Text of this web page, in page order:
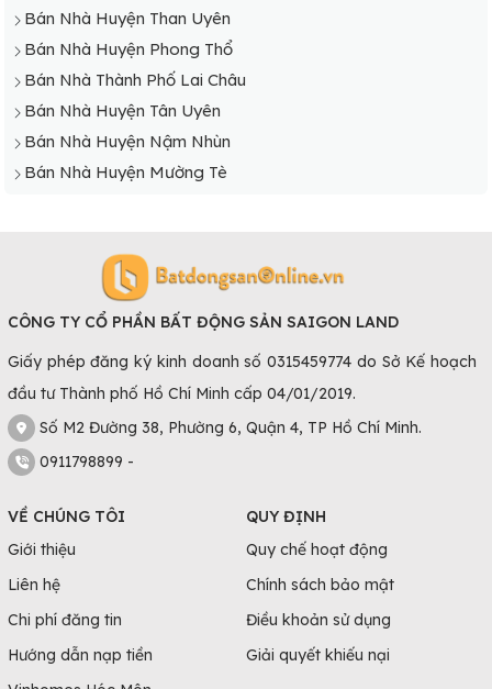
Bán Nhà Huyện Than Uyên
Bán Nhà Huyện Phong Thổ
Bán Nhà Thành Phố Lai Châu
Bán Nhà Huyện Tân Uyên
Bán Nhà Huyện Nậm Nhùn
Bán Nhà Huyện Mường Tè
CÔNG TY CỔ PHẦN BẤT ĐỘNG SẢN SAIGON LAND
Giấy phép đăng ký kinh doanh số 0315459774 do Sở Kế hoạch
đầu tư Thành phố Hồ Chí Minh cấp 04/01/2019.
Số M2 Đường 38, Phường 6, Quận 4, TP Hồ Chí Minh.
0911798899 -
VỀ CHÚNG TÔI
Giới thiệu
Liên hệ
Chi phí đăng tin
Hướng dẫn nạp tiền
QUY ĐỊNH
Quy chế hoạt động
Chính sách bảo mật
Điều khoản sử dụng
Giải quyết khiếu nại